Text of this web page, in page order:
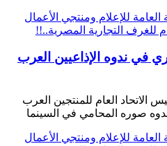
في ندوه الإذاعيين العرب
الاتحاد العام للمنتجين العرب
ندوه صوره المحامي في السينما